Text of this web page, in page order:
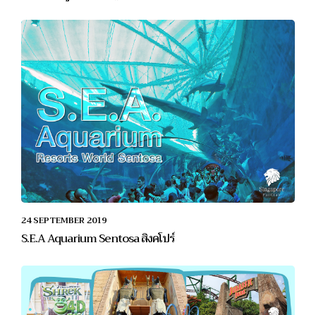
24 SEPTEMBER 2019
S.E.A Aquarium Sentosa สิงคโปร์